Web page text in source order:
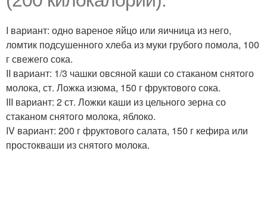
I вариант: одно вареное яйцо или яичница из него,
ломтик подсушенного хлеба из муки грубого помола, 100
г свежего сока.
II вариант: 1/3 чашки овсяной каши со стаканом снятого
молока, ст. Ложка изюма, 150 г фруктового сока.
III вариант: 2 ст. Ложки каши из цельного зерна со
стаканом снятого молока, яблоко.
IV вариант: 200 г фруктового салата, 150 г кефира или
простокваши из снятого молока.